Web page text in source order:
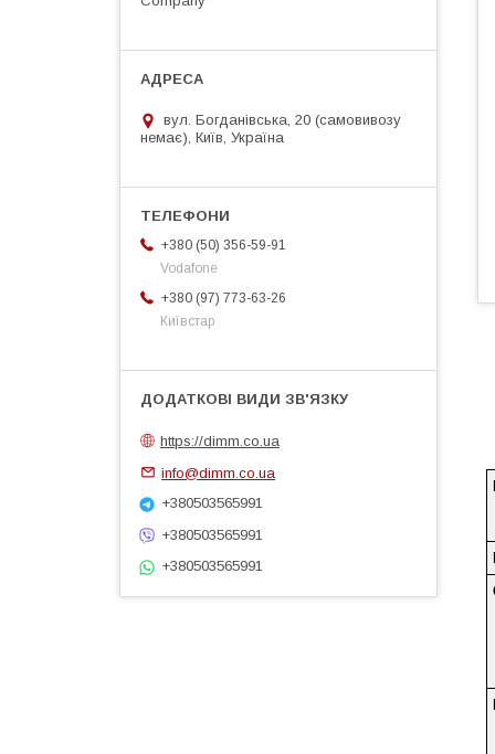
вул. Богданівська, 20 (самовивозу
немає), Київ, Україна
+380 (50) 356-59-91
Vodafone
+380 (97) 773-63-26
Київстар
https://dimm.co.ua
info@dimm.co.ua
+380503565991
+380503565991
+380503565991